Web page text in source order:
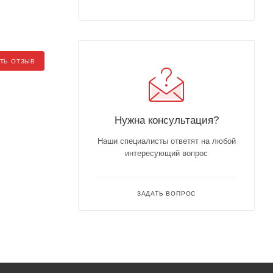
ОТЗЫВ
Нужна консультация?
Наши специалисты ответят на любой
интересующий вопрос
ЗАДАТЬ ВОПРОС